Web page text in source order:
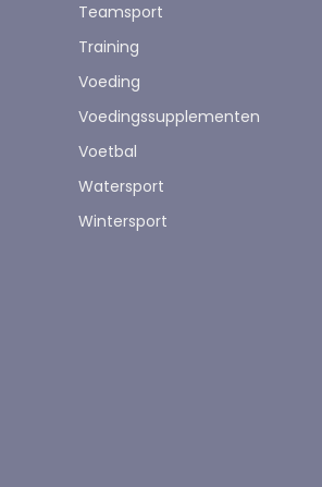
Teamsport
Training
Voeding
Voedingssupplementen
Voetbal
Watersport
Wintersport